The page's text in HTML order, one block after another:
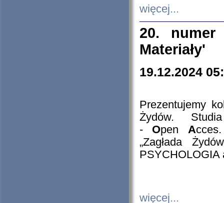
więcej...
20. numer
Materiały'
19.12.2024
Prezentujemy
Żydów.
- Open A
„Zagłada
PSYCHOLOGIA
więcej...